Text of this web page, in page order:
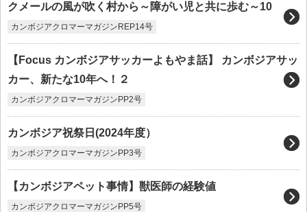
クメールの風が吹く村から～障がい児と共に歩む～10
カンボジアクロマーマガジンREP14号
【Focus カンボジアサッカーよもやま話】 カンボジアサッ
カー、新たな10年へ！２
カンボジアクロマーマガジンPP2号
カンボジア祝祭日(2024年度）
カンボジアクロマーマガジンPP3号
【カンボジアペット事情】獣医師の経験値
カンボジアクロマーマガジンPP5号